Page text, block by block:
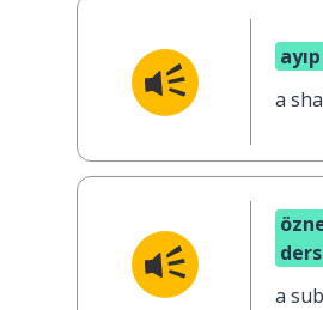
ayıp
a
ders
a